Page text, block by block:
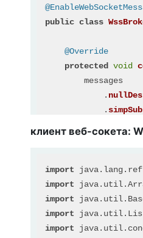
public class
@Override
protected
void
        messages
            .
            .
//
.
    }
@Override
клиент веб-сокета:
import
import
import
import
import